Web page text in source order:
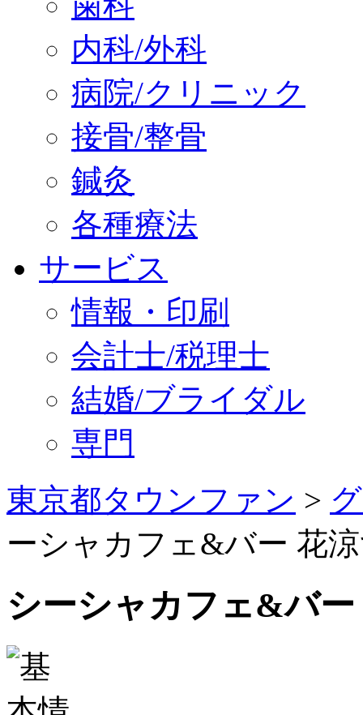
内科/外科
病院/クリニック
接骨/整骨
鍼灸
各種療法
サービス
情報・印刷
会計士/税理士
結婚/ブライダル
専門
東京都タウンファン >
ーシャカフェ&バー 花
シーシャカフェ&バー